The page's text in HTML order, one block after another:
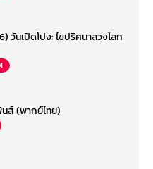
วันเปิดโปง: ไขปริศนาลวงโลก
นส์ (พากย์ไทย)